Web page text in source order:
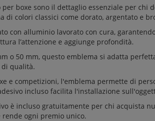
boxe sono il dettaglio essenziale per
di colori classici come dorato, argentato e
con alluminio lavorato con cura,
l’attenzione e aggiunge profondità.
o 50 mm, questo emblema si adatta
di qualità.
e competizioni, l'emblema permette di
incluso facilita l'installazione
è incluso gratuitamente per chi acquista
rende ogni premio unico.